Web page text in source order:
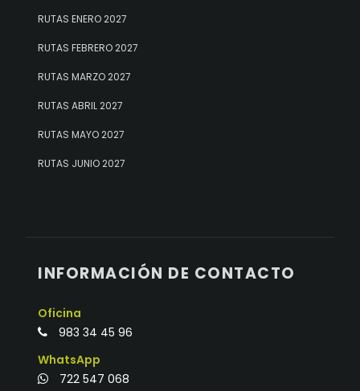
RUTAS ENERO 2027
RUTAS FEBRERO 2027
RUTAS MARZO 2027
RUTAS ABRIL 2027
RUTAS MAYO 2027
RUTAS JUNIO 2027
INFORMACIÓN DE CONTACTO
Oficina
983 34 45 96
WhatsApp
722 547 068